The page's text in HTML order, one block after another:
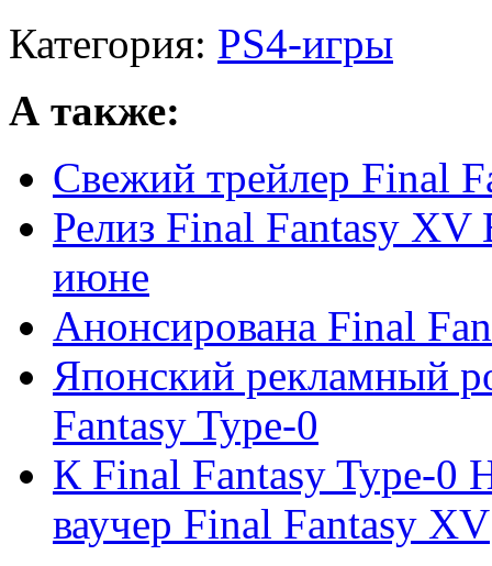
Категория: PS4-игры
А также:
Свежий трейлер Final
Релиз Final Fantasy XV
июне
Анонсирована Final
Японский рекламный
Fantasy Type-0
К Final Fantasy Type-0
ваучер Final Fantasy XV